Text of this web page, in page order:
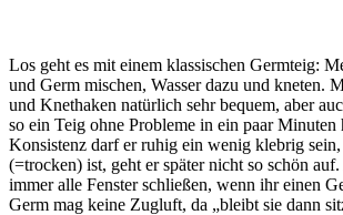
Los geht es mit einem klassischen Germteig:
und Germ mischen, Wasser dazu und kneten.
und Knethaken natürlich sehr bequem, aber
so ein Teig ohne Probleme in ein paar Minuten
Konsistenz darf er ruhig ein wenig klebrig
(=trocken) ist, geht er später nicht so schön
immer alle Fenster schließen, wenn ihr einen
Germ mag keine Zugluft, da „bleibt sie dann